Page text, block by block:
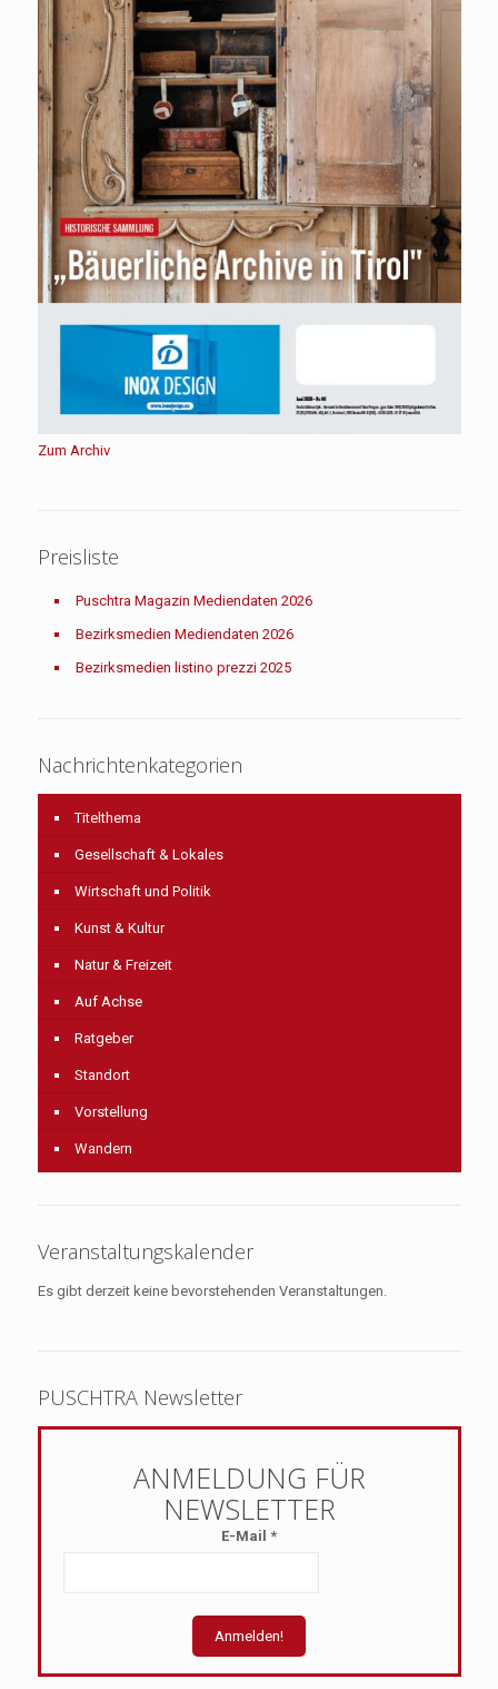
Zum Archiv
Preisliste
Puschtra Magazin Mediendaten 2026
Bezirksmedien Mediendaten 2026
Bezirksmedien listino prezzi 2025
Nachrichtenkategorien
Titelthema
Gesellschaft & Lokales
Wirtschaft und Politik
Kunst & Kultur
Natur & Freizeit
Auf Achse
Ratgeber
Standort
Vorstellung
Wandern
Veranstaltungskalender
Es gibt derzeit keine bevorstehenden Veranstaltungen.
PUSCHTRA Newsletter
E-Mail *